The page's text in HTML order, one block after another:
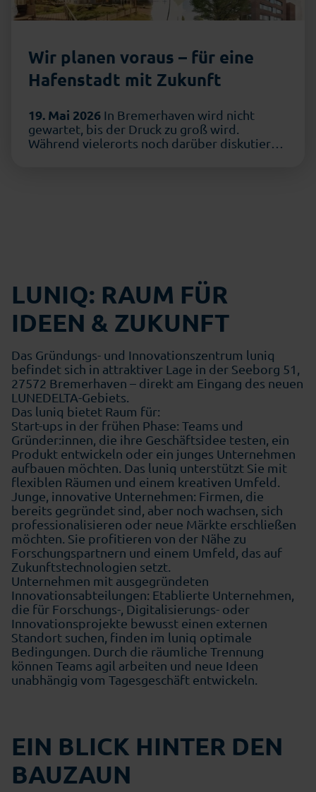
Wir planen voraus – für eine
Hafenstadt mit Zukunft
19. Mai 2026 In Bremerhaven wird nicht
gewartet, bis der Druck zu groß wird.
Während vielerorts noch darüber diskutiert
LUNIQ: RAUM FÜR
IDEEN & ZUKUNFT
Das Gründungs- und Innovationszentrum luniq
befindet sich in attraktiver Lage in der Seeborg 51,
27572 Bremerhaven – direkt am Eingang des neuen
LUNEDELTA-Gebiets.
Das luniq bietet Raum für:
Start-ups in der frühen Phase: Teams und
Gründer:innen, die ihre Geschäftsidee testen, ein
Produkt entwickeln oder ein junges Unternehmen
aufbauen möchten. Das luniq unterstützt Sie mit
flexiblen Räumen und einem kreativen Umfeld.
Junge, innovative Unternehmen: Firmen, die
bereits gegründet sind, aber noch wachsen, sich
professionalisieren oder neue Märkte erschließen
möchten. Sie profitieren von der Nähe zu
Forschungspartnern und einem Umfeld, das auf
Zukunftstechnologien setzt.
Unternehmen mit ausgegründeten
Innovationsabteilungen: Etablierte Unternehmen,
die für Forschungs-, Digitalisierungs- oder
Innovationsprojekte bewusst einen externen
Standort suchen, finden im luniq optimale
Bedingungen. Durch die räumliche Trennung
können Teams agil arbeiten und neue Ideen
unabhängig vom Tagesgeschäft entwickeln.
EIN BLICK HINTER DEN
BAUZAUN